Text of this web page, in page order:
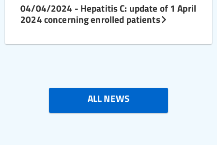
04/04/2024 - Hepatitis C: update of 1 April
2024 concerning enrolled patients
ALL NEWS